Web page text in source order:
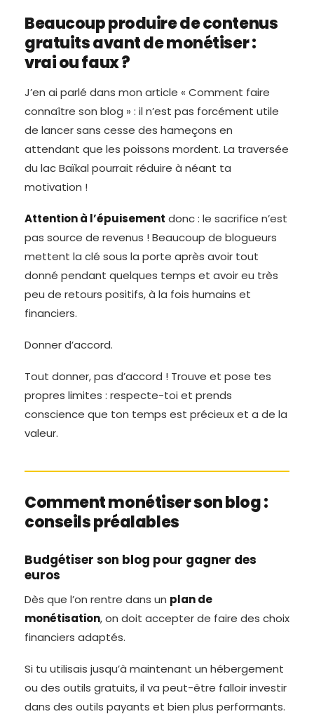
Beaucoup produire de contenus
gratuits avant de monétiser :
vrai ou faux ?
J’en ai parlé dans mon article « Comment faire
connaître son blog » : il n’est pas forcément utile
de lancer sans cesse des hameçons en
attendant que les poissons mordent. La traversée
du lac Baïkal pourrait réduire à néant ta
motivation !
Attention à l’épuisement donc : le sacrifice n’est
pas source de revenus ! Beaucoup de blogueurs
mettent la clé sous la porte après avoir tout
donné pendant quelques temps et avoir eu très
peu de retours positifs, à la fois humains et
financiers.
Donner d’accord.
Tout donner, pas d’accord ! Trouve et pose tes
propres limites : respecte-toi et prends
conscience que ton temps est précieux et a de la
valeur.
Comment monétiser son blog :
conseils préalables
Budgétiser son blog pour gagner des
euros
Dès que l’on rentre dans un plan de
monétisation, on doit accepter de faire des choix
financiers adaptés.
Si tu utilisais jusqu’à maintenant un hébergement
ou des outils gratuits, il va peut-être falloir investir
dans des outils payants et bien plus performants.